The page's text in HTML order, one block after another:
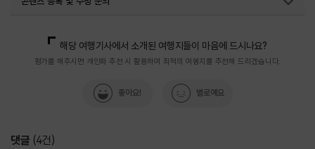
해당 여행기사에서 소개된 여행지들이 마음에 드시나요?
평가를 해주시면 개인화 추천 시 활용하여 최적의 여행지를 추천해 드리겠습니다.
좋아요! 별로예요
댓글 (4건)